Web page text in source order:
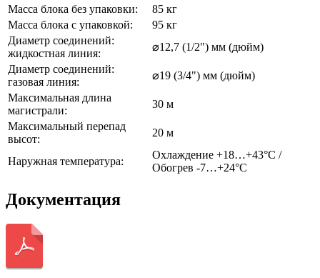
Масса блока без упаковки:
85 кг
Масса блока с упаковкой:
95 кг
Диаметр соединений:
жидкостная линия:
⌀12,7 (1/2") мм (дюйм)
Диаметр соединений:
газовая линия:
⌀19 (3/4") мм (дюйм)
Максимальная длина
магистрали:
30 м
Максимальный перепад
высот:
20 м
Наружная температура:
Охлаждение +18…+43°С /
Обогрев -7…+24°С
Документация